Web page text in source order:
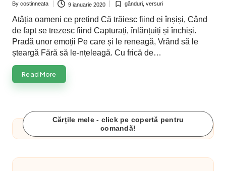
Posted
By costinneata 9 ianuarie 2020
Postedgânduri ,versuri
Atâția oameni ce pretind Că trăiesc fiind ei înșiși, Când
de fapt se trezesc fiind Capturați, înlănțuiți și închiși.
Pradă unor emoții Pe care și le reneagă, Vrând să le
șteargă Fără să le-nțeleagă. Cu frică de…
Read More
Cărțile mele - click pe copertă pentru
comandă!